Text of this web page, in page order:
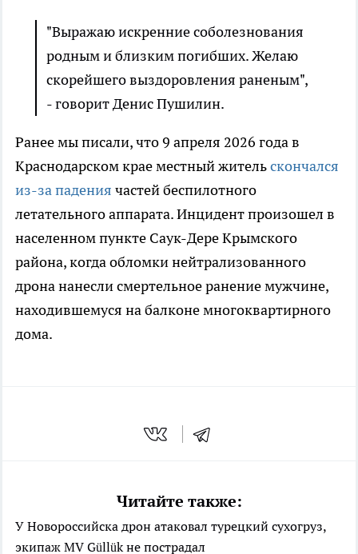
"Выражаю искренние соболезнования
родным и близким погибших. Желаю
скорейшего выздоровления раненым",
- говорит Денис Пушилин.
Ранее мы писали, что 9 апреля 2026 года в
Краснодарском крае местный жительскончался
из-за падения частей беспилотного
летательного аппарата. Инцидент произошел в
населенном пункте Саук-Дере Крымского
района, когда обломки нейтрализованного
дрона нанесли смертельное ранение мужчине,
находившемуся на балконе многоквартирного
дома.
Читайте также:
У Новороссийска дрон атаковал турецкий сухогруз,
экипаж MV Güllük не пострадал